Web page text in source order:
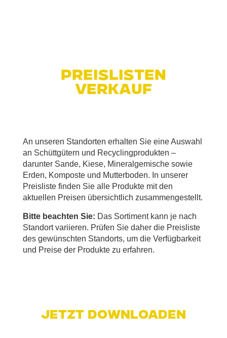
Preislisten
Verkauf
An unseren Standorten erhalten Sie eine Auswahl
an Schüttgütern und Recyclingprodukten –
darunter Sande, Kiese, Mineralgemische sowie
Erden, Komposte und Mutterboden. In unserer
Preisliste finden Sie alle Produkte mit den
aktuellen Preisen übersichtlich zusammengestellt.
Bitte beachten Sie: Das Sortiment kann je nach
Standort variieren. Prüfen Sie daher die Preisliste
des gewünschten Standorts, um die Verfügbarkeit
und Preise der Produkte zu erfahren.
Jetzt downloaden